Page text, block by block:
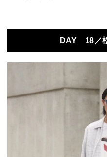
DAY 18／